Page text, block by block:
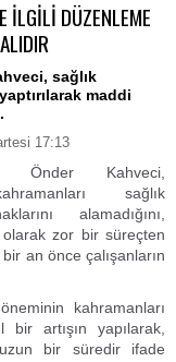
İLGİLİ DÜZENLEME
sağlık
maddi
17:13
Önder Kahveci,
sağlık
alamadığını,
zor bir süreçten
an önce çalışanların
kahramanları
bir artışın yapılarak,
bir süredir ifade